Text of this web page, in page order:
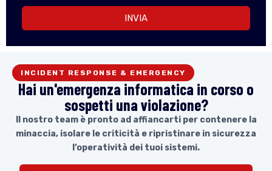
INVIA
INCIDENT RESPONSE & EMERGENCY
Hai un'emergenza informatica in corso o
sospetti una violazione?
Il nostro team è pronto ad affiancarti per contenere la
minaccia, isolare le criticità e ripristinare in sicurezza
l’operatività dei tuoi sistemi.